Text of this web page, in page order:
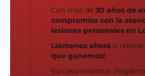
Con más de 30 años de
compromiso con la
lesiones personales en
Llámenos ahora o
que ganemos!
Su caso importa: